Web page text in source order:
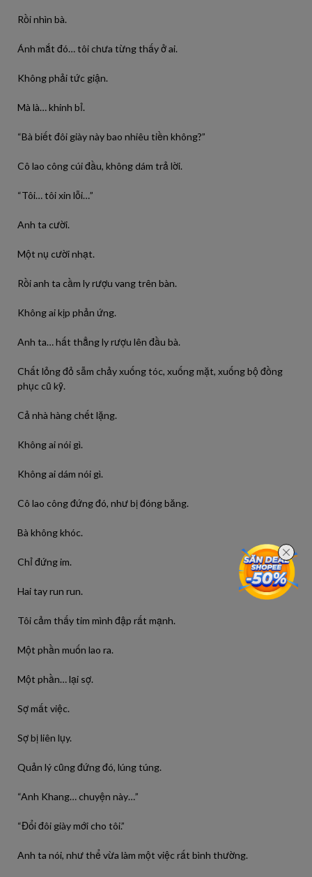
Rồi nhìn bà.
Ánh mắt đó… tôi chưa từng thấy ở ai.
Không phải tức giận.
Mà là… khinh bỉ.
“Bà biết đôi giày này bao nhiêu tiền không?”
Cô lao công cúi đầu, không dám trả lời.
“Tôi… tôi xin lỗi…”
Anh ta cười.
Một nụ cười nhạt.
Rồi anh ta cầm ly rượu vang trên bàn.
Không ai kịp phản ứng.
Anh ta… hất thẳng ly rượu lên đầu bà.
Chất lỏng đỏ sẫm chảy xuống tóc, xuống mặt, xuống bộ đồng
phục cũ kỹ.
Cả nhà hàng chết lặng.
Không ai nói gì.
Không ai dám nói gì.
Cô lao công đứng đó, như bị đóng băng.
Bà không khóc.
Chỉ đứng im.
Hai tay run run.
Tôi cảm thấy tim mình đập rất mạnh.
Một phần muốn lao ra.
Một phần… lại sợ.
Sợ mất việc.
Sợ bị liên lụy.
Quản lý cũng đứng đó, lúng túng.
“Anh Khang… chuyện này…”
“Đổi đôi giày mới cho tôi.”
Anh ta nói, như thể vừa làm một việc rất bình thường.